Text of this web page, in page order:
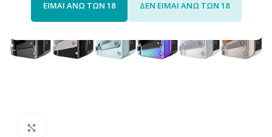
ΕΙΜΑΙ ΑΝΩ ΤΩΝ 18 ΔΕΝ ΕΙΜΑΙ ΑΝΩ ΤΩΝ 18